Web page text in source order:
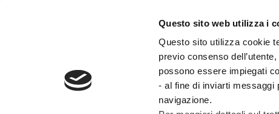
Questo sito web utilizza i
Questo sito utilizza cookie
previo consenso
possono essere impiegati
- al fine di inviarti messaggi
navigazione.
Newsletter